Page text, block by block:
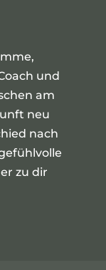
und
am
neu
nach
zu dir